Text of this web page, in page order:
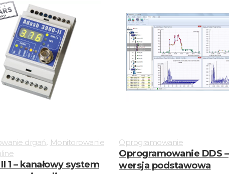
drgań, Monitorowanie
1 – kanałowy system
Oprogramowanie
Oprogramowanie DDS –
wersja podstawowa